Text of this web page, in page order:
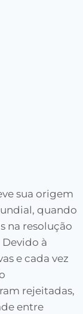
sua origem
quando
na resolução
à
e cada vez
rejeitadas,
entre